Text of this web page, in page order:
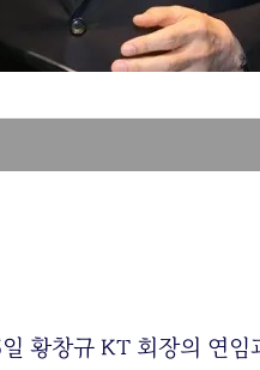
황창규 KT 회장의 연임